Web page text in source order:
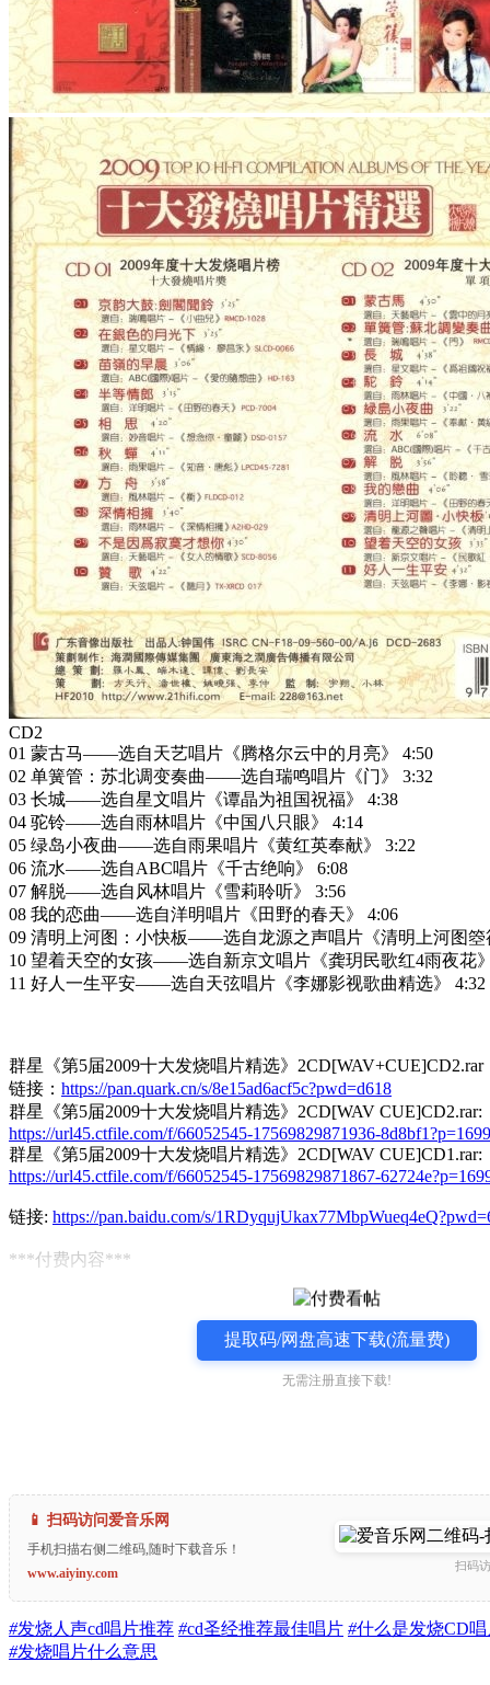
CD2
01 蒙古马——选自天艺唱片《腾格尔云中的月亮》 4:50
02 单簧管：苏北调变奏曲——选自瑞鸣唱片《门》 3:32
03 长城——选自星文唱片《谭晶为祖国祝福》 4:38
04 驼铃——选自雨林唱片《中国八只眼》 4:14
05 绿岛小夜曲——选自雨果唱片《黄红英奉献》 3:22
06 流水——选自ABC唱片《千古绝响》 6:08
07 解脱——选自风林唱片《雪莉聆听》 3:56
08 我的恋曲——选自洋明唱片《田野的春天》 4:06
09 清明上河图：小快板——选自龙源之声唱片《清明上河图箜
10 望着天空的女孩——选自新京文唱片《龚玥民歌红4雨夜花
11 好人一生平安——选自天弦唱片《李娜影视歌曲精选》 4:32
群星《第5届2009十大发烧唱片精选》2CD[WAV+CUE]CD2.rar
链接： https://pan.quark.cn/s/8e15ad6acf5c?pwd=d618
群星《第5届2009十大发烧唱片精选》2CD[WAV CUE]CD2.rar:
https://url45.ctfile.com/f/66052545-17569829871936-8d8bf1?p=1699
群星《第5届2009十大发烧唱片精选》2CD[WAV CUE]CD1.rar:
https://url45.ctfile.com/f/66052545-17569829871867-
链接: https://pan.baidu.com/s/
***付费内容***
提取码/网盘高速下载(流量费)
无需注册直接下载!
📱 扫码访问爱音乐网
手机扫描右侧二维码,随时下载音乐！
www.aiyiny.com
扫码
#发烧人声cd唱片推荐 #cd圣经推荐最佳唱片 #什么是发烧CD唱
#发烧唱片什么意思